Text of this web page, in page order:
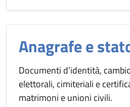
Anagrafe e
Documenti d’identità,
elettorali, cimiteriali e
matrimoni e unioni civili.